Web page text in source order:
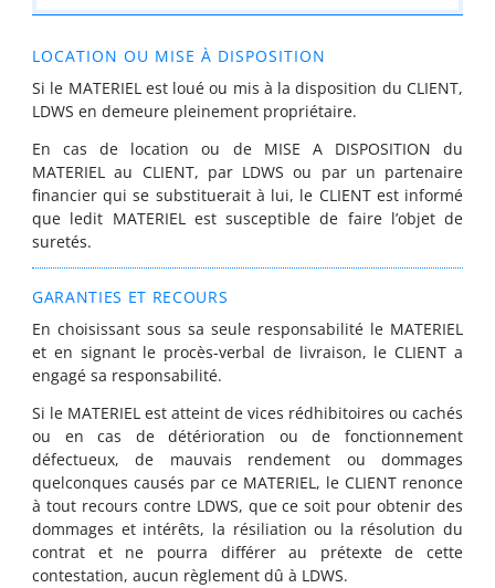
LOCATION OU MISE À DISPOSITION
Si le MATERIEL est loué ou mis à la disposition du CLIENT,
LDWS en demeure pleinement propriétaire.
En cas de location ou de MISE A DISPOSITION du
MATERIEL au CLIENT, par LDWS ou par un partenaire
financier qui se substituerait à lui, le CLIENT est informé
que ledit MATERIEL est susceptible de faire l’objet de
suretés.
GARANTIES ET RECOURS
En choisissant sous sa seule responsabilité le MATERIEL
et en signant le procès-verbal de livraison, le CLIENT a
engagé sa responsabilité.
Si le MATERIEL est atteint de vices rédhibitoires ou cachés
ou en cas de détérioration ou de fonctionnement
défectueux, de mauvais rendement ou dommages
quelconques causés par ce MATERIEL, le CLIENT renonce
à tout recours contre LDWS, que ce soit pour obtenir des
dommages et intérêts, la résiliation ou la résolution du
contrat et ne pourra différer au prétexte de cette
contestation, aucun règlement dû à LDWS.